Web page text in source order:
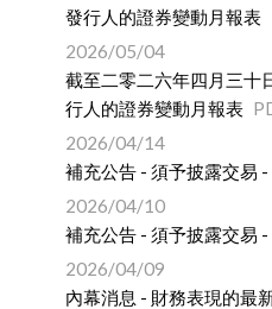
發行人的證券變動月報表
2026/05/04
截至二零二六年四月三十
行人的證券變動月報表
2026/04/14
補充公告 - 須予披露交易
2026/04/10
補充公告 - 須予披露交易
2026/04/09
內幕消息 - 財務表現的最